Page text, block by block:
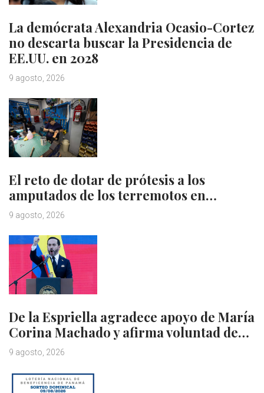
La demócrata Alexandria Ocasio-Cortez
no descarta buscar la Presidencia de
EE.UU. en 2028
9 agosto, 2026
El reto de dotar de prótesis a los
amputados de los terremotos en…
9 agosto, 2026
De la Espriella agradece apoyo de María
Corina Machado y afirma voluntad de…
9 agosto, 2026